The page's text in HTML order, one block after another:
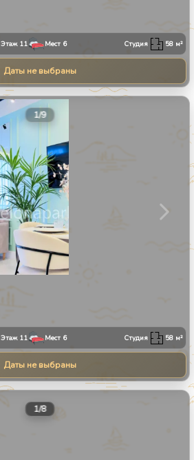
Этаж 11 Мест 6 Студия 58 м²
Даты не выбраны
1/9
Этаж 11 Мест 6 Студия 58 м²
Даты не выбраны
1/8